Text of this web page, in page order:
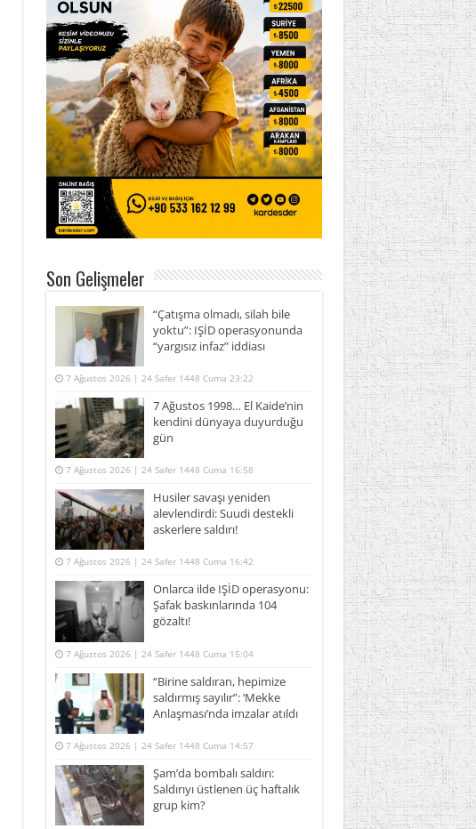
Son Gelişmeler
“Çatışma olmadı, silah bile
yoktu”: IŞİD operasyonunda
“yargısız infaz” iddiası
7 Ağustos 2026 | 24 Safer 1448 Cuma 23:22
7 Ağustos 1998… El Kaide’nin
kendini dünyaya duyurduğu
gün
7 Ağustos 2026 | 24 Safer 1448 Cuma 16:58
Husiler savaşı yeniden
alevlendirdi: Suudi destekli
askerlere saldırı!
7 Ağustos 2026 | 24 Safer 1448 Cuma 16:42
Onlarca ilde IŞİD operasyonu:
Şafak baskınlarında 104
gözaltı!
7 Ağustos 2026 | 24 Safer 1448 Cuma 15:04
“Birine saldıran, hepimize
saldırmış sayılır”: ‘Mekke
Anlaşması’nda imzalar atıldı
7 Ağustos 2026 | 24 Safer 1448 Cuma 14:57
Şam’da bombalı saldırı:
Saldırıyı üstlenen üç haftalık
grup kim?